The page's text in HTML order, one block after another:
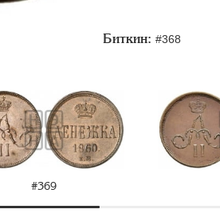
Биткин: #368
#369